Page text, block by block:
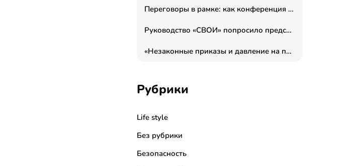
Переговоры в рамке: как конференция «Бизнес как искусство» переформатирует деловой этикет в стенах ТПП РФ
Руководство «СВОИ» попросило председателя СКР дать правовую оценку обысков в тыловом штабе
«Незаконные приказы и давление на полицию»: Эрнеста Султанова задержали у посольства Израиля во время одиночного пикета
Рубрики
Life style
Без рубрики
Безопасность